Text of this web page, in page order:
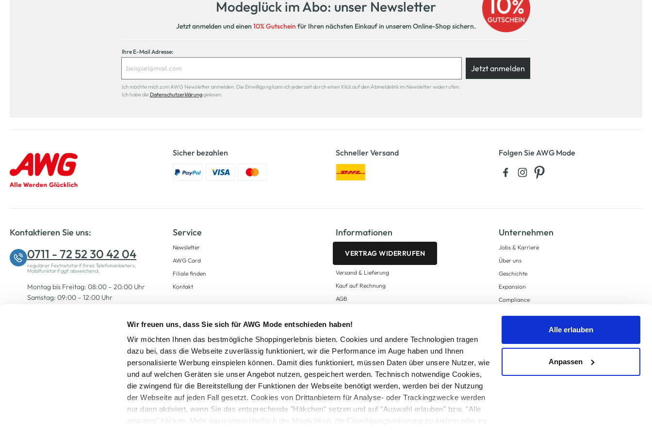
Wir freuen uns, dass Sie sich für AWG Mode entschieden haben!
Wir möchten Ihnen das bestmögliche Shoppingerlebnis bieten. Cookies und andere Technologien tragen
dazu bei, dass die Webseite zuverlässig funktioniert, wir die Performance im Auge haben und Ihnen
personalisierte Werbung einspielen können. Damit dies funktioniert, müssen Daten über unsere Nutzer, wie
und auf welchen Geräten sie unser Angebot nutzen, gespeichert werden. Technisch notwendige Cookies,
die zwingend für die Bereitstellung der Funktionen der Webseite benötigt werden, werden bei der Nutzung
der Webseite auf jeden Fall gesetzt. Cookies von Drittanbietern für Analyse- oder Trackingzwecke werden
nur dann aktiviert, wenn Sie das entsprechende "Häkchen" setzen und auf "Auswahl erlauben" bzw. "Alle
erlauben" klicken. Mehr dazu (einschließlich der Möglichkeit, die Einwilligungserklärung zu ändern oder zu
Alle erlauben
Anpassen
Modeglück im Abo: unser Newsletter
Jetzt anmelden und einen 10% Gutschein für Ihren nächsten Einkauf in unserem Online-Shop sichern.
Ihre E-Mail Adresse:
Jetzt anmelden
Ich möchte mich zum AWG Newsletter anmelden. Die Einwilligung kann ich jederzeit durch einen Klick auf den Abmeldelink im Newsletter widerrufen.
Ich habe die Datenschutzerklärunggelesen.
Sicher bezahlen Schneller Versand Folgen Sie AWG Mode
Kontaktieren Sie uns:
0711 - 72 52 30 42 04
regulärer Festnetztarif Ihres Telefonanbieters,
Mobilfunktarif ggf. abweichend.
Montag bis Freitag: 08:00 – 20:00 Uhr
Samstag: 09:00 – 12:00 Uhr
Service
Newsletter
AWG Card
Filiale finden
Kontakt
Informationen
VERTRAG WIDERRUFEN
Versand & Lieferung
Kauf auf Rechnung
AGB
Zahlungsarten
Datenschutz
AWG CARD Teilnahmebedingungen
Unternehmen
Jobs & Karriere
Über uns
Geschichte
Expansion
Compliance
Supply Chain Due Diligence
Alle Preise inkl. gesetzl. Mehrwertsteuer zzgl.